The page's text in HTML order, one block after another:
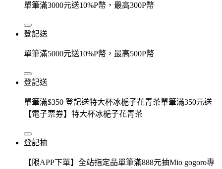
單筆滿3000元送10%P幣，最高300P幣
登記送
單筆滿5000元送10%P幣，最高500P幣
登記送
單筆滿$350 登記送特大杯冰梔子花青茶單筆滿350元送
【電子票券】特大杯冰梔子花青茶
登記抽
【限APP下單】全站指定品單筆滿888元抽Mio gogoro專